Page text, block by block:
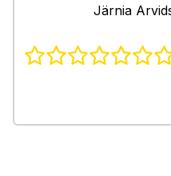
Järnia